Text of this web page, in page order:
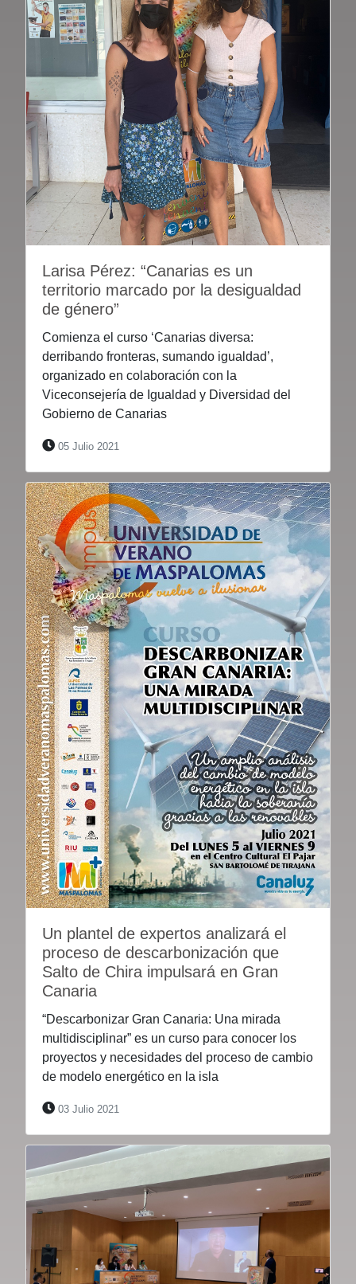
Larisa Pérez: “Canarias es un
territorio marcado por la desigualdad
de género”
Comienza el curso ‘Canarias diversa:
derribando fronteras, sumando igualdad’,
organizado en colaboración con la
Viceconsejería de Igualdad y Diversidad del
Gobierno de Canarias
05 Julio 2021
Un plantel de expertos analizará el
proceso de descarbonización que
Salto de Chira impulsará en Gran
Canaria
“Descarbonizar Gran Canaria: Una mirada
multidisciplinar” es un curso para conocer los
proyectos y necesidades del proceso de cambio
de modelo energético en la isla
03 Julio 2021